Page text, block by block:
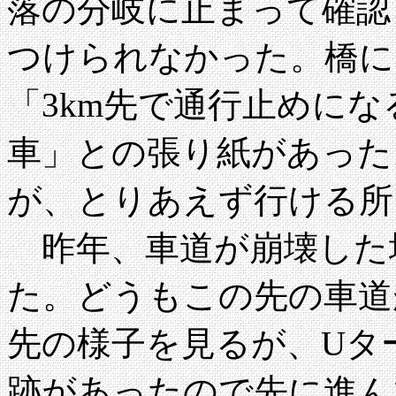
落の分岐に止まって確
つけられなかった。橋
「3km先で通行止めに
車」との張り紙があっ
が、とりあえず行ける
昨年、車道が崩壊した
た。どうもこの先の車
先の様子を見るが、U